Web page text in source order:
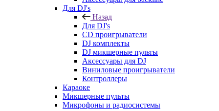
Для DJ's
Назад
Для DJ's
CD проигрыватели
DJ комплекты
DJ микшерные пульты
Аксессуары для DJ
Виниловые проигрыватели
Контроллеры
Караоке
Микшерные пульты
Микрофоны и радиосистемы